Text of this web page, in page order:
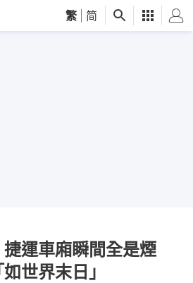
繁 简
運車廂瞬間全是煙
世界末日」